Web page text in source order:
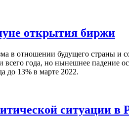
открытия биржи
в отношении будущего страны и
года, но нынешнее падение
до 13% в марте 2022.
ситуации в